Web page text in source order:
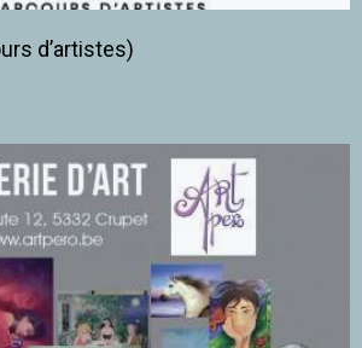
d’artistes)